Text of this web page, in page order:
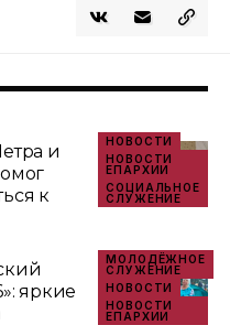
НОВОСТИ
НОВОСТИ
ЕПАРХИИ
СОЦИАЛЬНОЕ
СЛУЖЕНИЕ
и
к
МОЛОДЁЖНОЕ
СЛУЖЕНИЕ
НОВОСТИ
НОВОСТИ
ЕПАРХИИ
яркие